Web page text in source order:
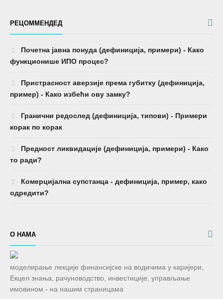
РЕЦОММЕНДЕД
Почетна јавна понуда (дефиниција, примери) - Како
функционише ИПО процес?
Пристрасност аверзије према губитку (дефиниција,
пример) - Како избећи ову замку?
Гранични редослед (дефиниција, типови) - Примери
корак по корак
Предност ликвидације (дефиниција, примери) - Како
то ради?
Комерцијална супстанца - дефиниција, пример, како
одредити?
О НАМА
моделирање лекције финансијске на водичима у каријери,
Екцел знања, рачуноводство, инвестиције, управљање
имовином - на нашим страницама